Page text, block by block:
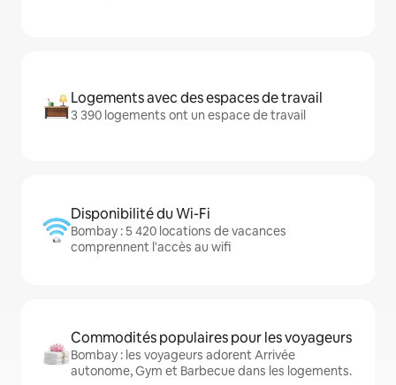
Logements avec des espaces de travail
3 390 logements ont un espace de travail
Disponibilité du Wi-Fi
Bombay : 5 420 locations de vacances
comprennent l'accès au wifi
Commodités populaires pour les voyageurs
Bombay : les voyageurs adorent Arrivée
autonome, Gym et Barbecue dans les logements.